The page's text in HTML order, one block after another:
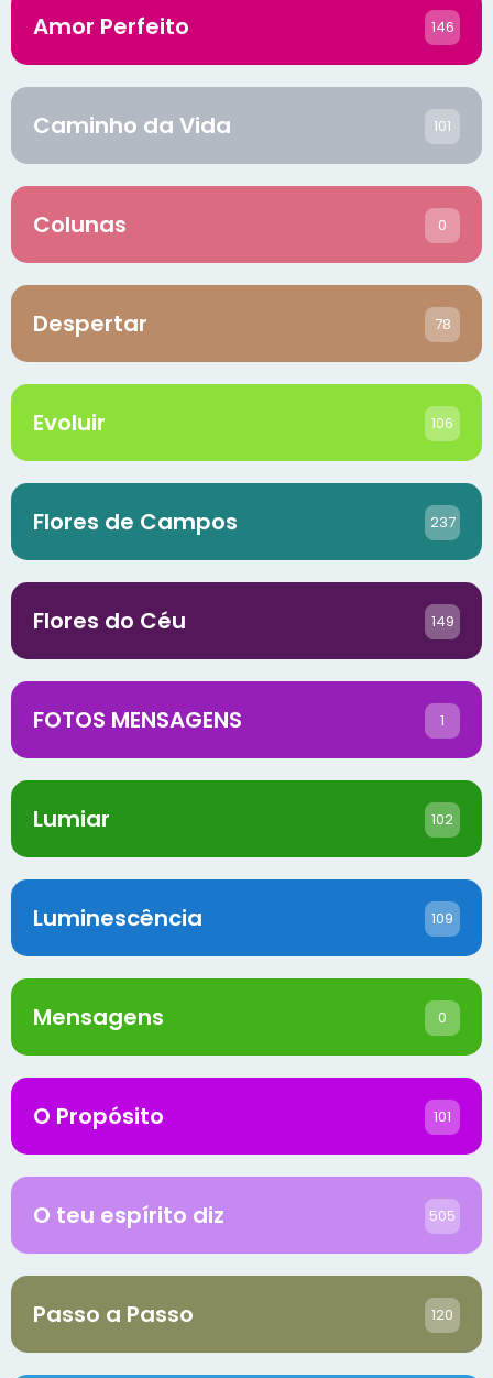
Amor Perfeito 146
Caminho da Vida 101
Colunas 0
Despertar 78
Evoluir 106
Flores de Campos 237
Flores do Céu 149
FOTOS MENSAGENS 1
Lumiar 102
Luminescência 109
Mensagens 0
O Propósito 101
O teu espírito diz 505
Passo a Passo 120